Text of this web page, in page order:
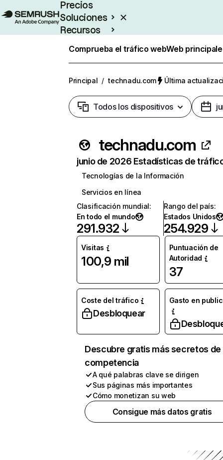
Precios
Soluciones
Recursos
Comprueba el tráfico webWeb
Principal / technadu.com Última
Todos los dispositivos
technadu.com
junio de 2026 Estadísticas de
Tecnologías de la Información
Servicios en línea
Clasificación mundial:
En todo el mundo
291.932
Rango del país:
Estados Unidos
254.929
Visitas
100,9 mil
Puntuación de
Autoridad
37
Coste del tráfico
Desbloquear
Gasto en
Descubre gratis más secretos de
competencia
A qué palabras clave se dirigen
Sus páginas más importantes
Cómo monetizan su web
Consigue más datos gratis